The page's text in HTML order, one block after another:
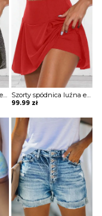
Szorty spódnica luźna elastyczna falowana obcisła w talii krótkie obcisłe Louiza Szorty spódnica luźna elastyczna falowana obcisła w talii krótkie obcisłe Louiza
99.99 zł